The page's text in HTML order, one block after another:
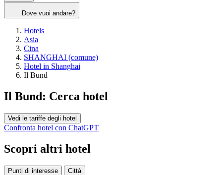
Dove vuoi andare?
Hotels
Asia
Cina
SHANGHAI (comune)
Hotel in Shanghai
Il Bund
Il Bund: Cerca hotel
Vedi le tariffe degli hotel
Confronta hotel con ChatGPT
Scopri altri hotel
Punti di interesse Città